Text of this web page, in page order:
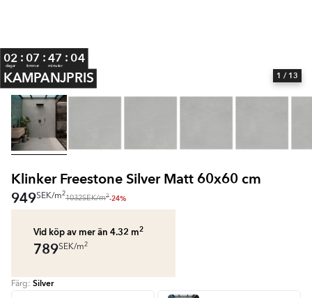
02
dagar
: 07
timmar
:47
minuter
: 04
KAMPANJPRIS 1 / 13
Klinker Freestone Silver Matt 60x60 cm
949SEK/m2
1032SEK/m2-24%
Vid köp av mer än 4.32 m2
789SEK/m2
Färg: Silver